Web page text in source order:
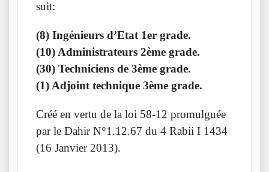
suit:
(8) Ingénieurs d’Etat 1er grade.
(10) Administrateurs 2ème grade.
(30) Techniciens de 3ème grade.
(1) Adjoint technique 3ème grade.
Créé en vertu de la loi 58-12 promulguée
par le Dahir N°1.12.67 du 4 Rabii I 1434
(16 Janvier 2013).